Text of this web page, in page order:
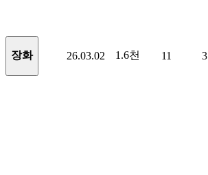
장화 26.03.02 1.6천 11 3